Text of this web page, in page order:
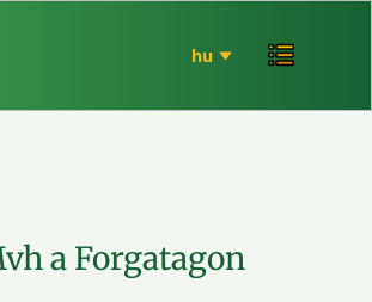
a Forgatagon